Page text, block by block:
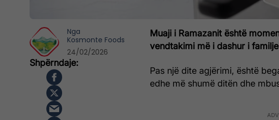
Muaji i Ramazanit është
vendtakimi më i dashur i
Pas një dite agjërimi, është
edhe më shumë ditën dhe
Nga
Kosmonte Foods
24/02/2026